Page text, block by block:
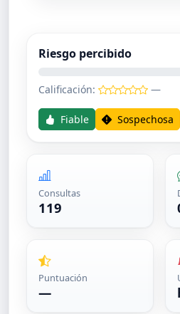
Riesgo percibido
Calificación: —
Fiable Sospechosa
Consultas
119
Puntuación
—